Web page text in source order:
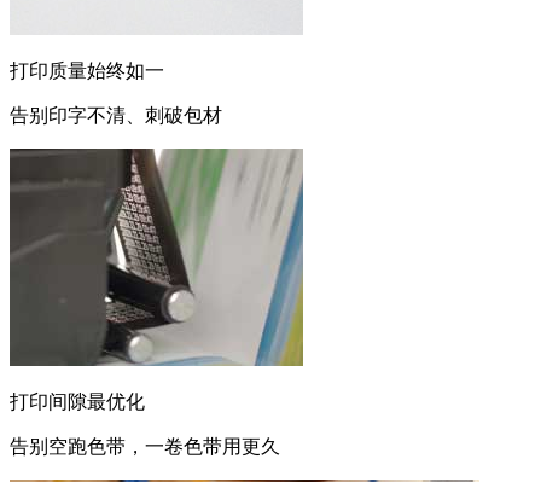
打印质量始终如一
告别印字不清、刺破包材
打印间隙最优化
告别空跑色带，一卷色带用更久